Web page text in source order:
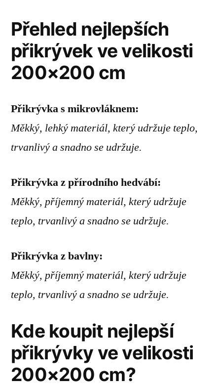
Přehled nejlepších
přikrývek ve velikosti
200×200 cm
Přikrývka s mikrovláknem:
Měkký, lehký materiál, který udržuje teplo,
trvanlivý a snadno se udržuje.
Přikrývka z přírodního hedvábí:
Měkký, příjemný materiál, který udržuje
teplo, trvanlivý a snadno se udržuje.
Přikrývka z bavlny:
Měkký, příjemný materiál, který udržuje
teplo, trvanlivý a snadno se udržuje.
Kde koupit nejlepší
přikrývky ve velikosti
200×200 cm?